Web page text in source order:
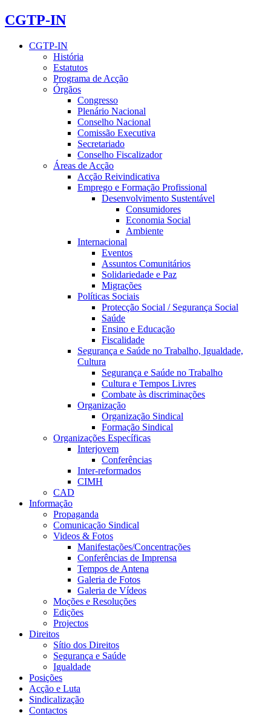
CGTP-IN
CGTP-IN
História
Estatutos
Programa de Acção
Órgãos
Congresso
Plenário Nacional
Conselho Nacional
Comissão Executiva
Secretariado
Conselho Fiscalizador
Áreas de Acção
Acção Reivindicativa
Emprego e Formação Profissional
Desenvolvimento Sustentável
Consumidores
Economia Social
Ambiente
Internacional
Eventos
Assuntos Comunitários
Solidariedade e Paz
Migrações
Políticas Sociais
Protecção Social / Segurança Social
Saúde
Ensino e Educação
Fiscalidade
Segurança e Saúde no Trabalho, Igualdade,
Cultura
Segurança e Saúde no Trabalho
Cultura e Tempos Livres
Combate às discriminações
Organização
Organização Sindical
Formação Sindical
Organizações Específicas
Interjovem
Conferências
Inter-reformados
CIMH
CAD
Informação
Propaganda
Comunicação Sindical
Videos & Fotos
Manifestações/Concentrações
Conferências de Imprensa
Tempos de Antena
Galeria de Fotos
Galeria de Vídeos
Moções e Resoluções
Edições
Projectos
Direitos
Sítio dos Direitos
Segurança e Saúde
Igualdade
Posições
Acção e Luta
Sindicalização
Contactos